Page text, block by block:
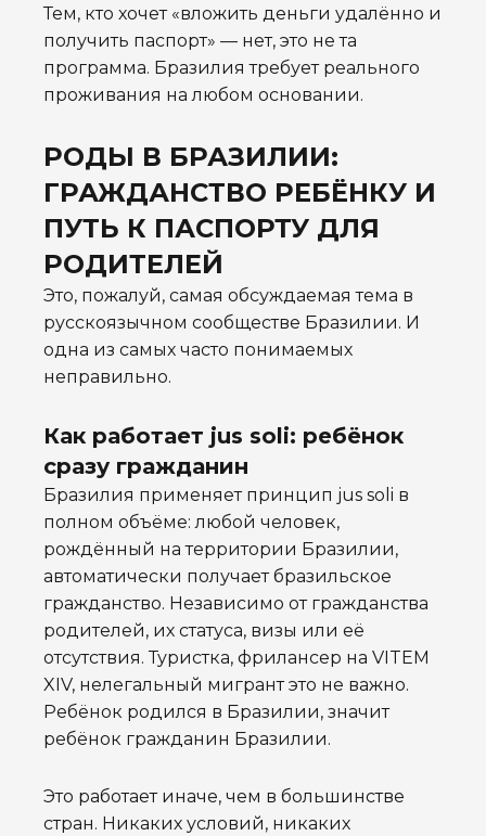
Тем, кто хочет «вложить деньги удалённо и
получить паспорт» — нет, это не та
программа. Бразилия требует реального
проживания на любом основании.
РОДЫ В БРАЗИЛИИ:
ГРАЖДАНСТВО РЕБЁНКУ И
ПУТЬ К ПАСПОРТУ ДЛЯ
РОДИТЕЛЕЙ
Это, пожалуй, самая обсуждаемая тема в
русскоязычном сообществе Бразилии. И
одна из самых часто понимаемых
неправильно.
Как работает jus soli: ребёнок
сразу гражданин
Бразилия применяет принцип jus soli в
полном объёме: любой человек,
рождённый на территории Бразилии,
автоматически получает бразильское
гражданство. Независимо от гражданства
родителей, их статуса, визы или её
отсутствия. Туристка, фрилансер на VITEM
XIV, нелегальный мигрант это не важно.
Ребёнок родился в Бразилии, значит
ребёнок гражданин Бразилии.
Это работает иначе, чем в большинстве
стран. Никаких условий, никаких